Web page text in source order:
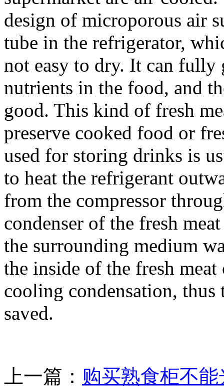
design of microporous air
tube in the refrigerator,
not easy to dry. It can fully
nutrients in the food, and
good. This kind of fresh
preserve cooked food or
used for storing drinks is
to heat the refrigerant
from the compressor
condenser of the fresh
the surrounding medium
the inside of the fresh meat
cooling condensation, thus
saved.
上一篇： 购买熟食柜不